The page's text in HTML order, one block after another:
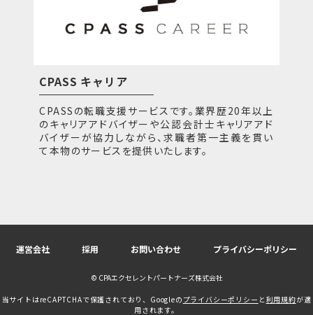
CPASS キャリア
CPASSの転職支援サービスです。業界歴20年以上
のキャリアアドバイザーや公認会計士キャリアアド
バイザーが協力しながら、求職者第一主義を貫い
て本物のサービスを提供いたします。
運営会社 採用 お問い合わせ プライバシーポリシー
© CPAエクセレントパートナーズ株式会社
当サイトはreCAPTCHAで保護されており、Googleの プライバシーポリシー と 利用規約が適
用されます。